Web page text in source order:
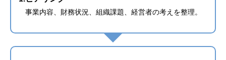
事業内容、財務状況、組織課題、経営者の考えを整理。